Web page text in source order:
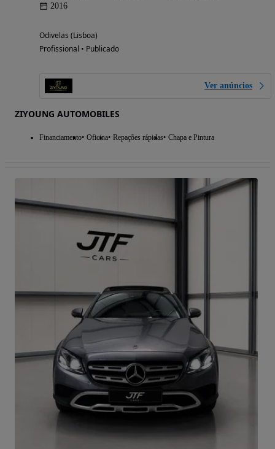
2016
Odivelas (Lisboa)
Profissional • Publicado
Ver anúncios
ZIYOUNG AUTOMOBILES
Financiamento Oficina Repações rápidas Chapa e Pintura